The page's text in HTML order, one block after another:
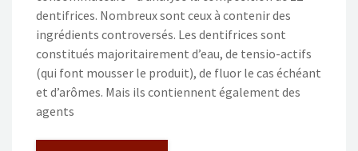
dentifrices. Nombreux sont ceux à contenir des
ingrédients controversés. Les dentifrices sont
constitués majoritairement d’eau, de tensio-actifs
(qui font mousser le produit), de fluor le cas échéant
et d’arômes. Mais ils contiennent également des
agents